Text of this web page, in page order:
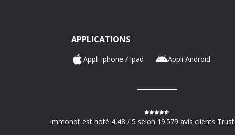
APPLICATIONS
Appli Iphone / Ipad Appli Android
Immonot est noté 4,48 / 5 selon 19 579 avis clients